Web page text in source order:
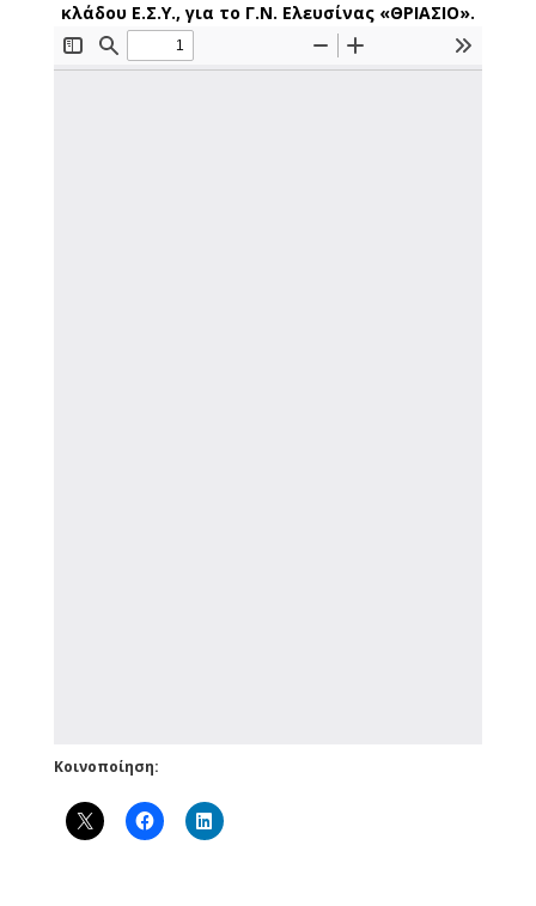
κλάδου Ε.Σ.Υ., για το Γ.Ν. Ελευσίνας «ΘΡΙΑΣΙΟ».
Κοινοποίηση: